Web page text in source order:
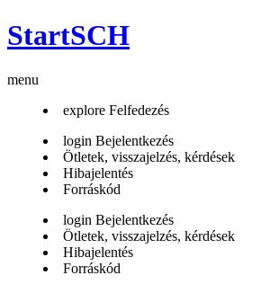
StartSCH
menu
explore Felfedezés
login Bejelentkezés
Ötletek, visszajelzés, kérdések
Hibajelentés
Forráskód
login Bejelentkezés
Ötletek, visszajelzés, kérdések
Hibajelentés
Forráskód